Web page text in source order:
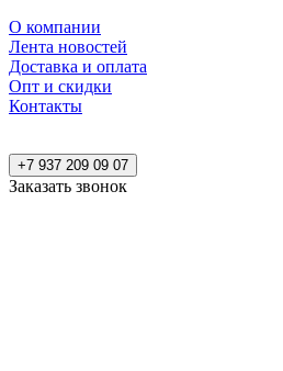
О компании
Лента новостей
Доставка и оплата
Опт и скидки
Контакты
+7 937 209 09 07
Заказать звонок